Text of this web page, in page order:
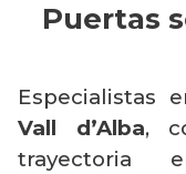
Puertas
Especialistas
Vall d’Alba,
trayectoria